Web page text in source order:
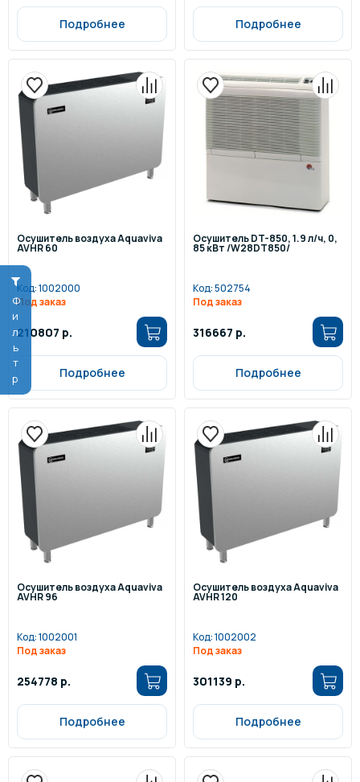
Фильтр
Подробнее Подробнее
Осушитель воздуха Aquaviva
AVHR 60
Код:1002000
Под заказ
210807 р.
Подробнее
Осушитель DT-850, 1.9 л/ч, 0,
85 кВт /W28DT850/
Код:502754
Под заказ
316667 р.
Подробнее
Осушитель воздуха Aquaviva
AVHR 96
Код:1002001
Под заказ
254778 р.
Подробнее
Осушитель воздуха Aquaviva
AVHR 120
Код:1002002
Под заказ
301139 р.
Подробнее